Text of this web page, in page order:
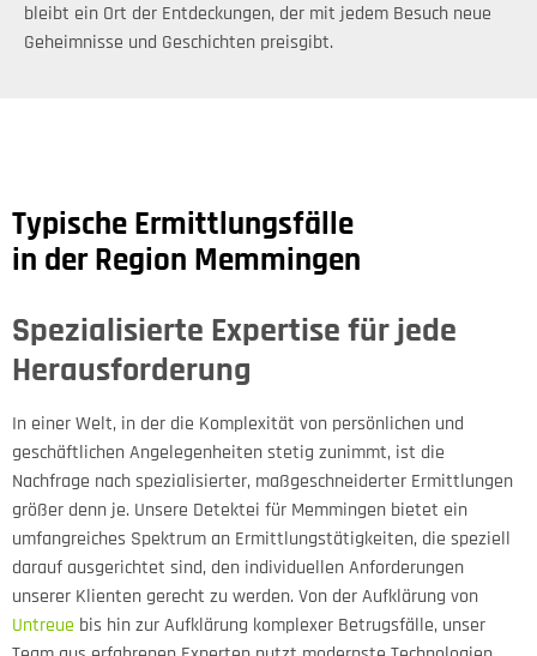
bleibt ein Ort der Entdeckungen, der mit jedem Besuch neue
Geheimnisse und Geschichten preisgibt.
Typische Ermittlungsfälle
in der Region Memmingen
Spezialisierte Expertise für jede
Herausforderung
In einer Welt, in der die Komplexität von persönlichen und
geschäftlichen Angelegenheiten stetig zunimmt, ist die
Nachfrage nach spezialisierter, maßgeschneiderter Ermittlungen
größer denn je. Unsere Detektei für Memmingen bietet ein
umfangreiches Spektrum an Ermittlungstätigkeiten, die speziell
darauf ausgerichtet sind, den individuellen Anforderungen
unserer Klienten gerecht zu werden. Von der Aufklärung von
Untreue bis hin zur Aufklärung komplexer Betrugsfälle, unser